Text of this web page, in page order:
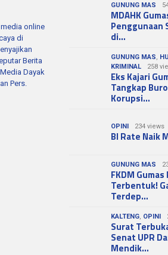
online
di
Berita
Dayak
Pers.
GUNUNG MAS
MDAHK
Penggunaan
di…
GUNUNG MAS
KRIMINAL
258
Eks Kajari
Tangkap
Korupsi…
OPINI 234 views
BI Rate Naik
GUNUNG MAS
FKDM Gumas
Terbentuk!
Terdep…
KALTENG OPINI
Surat
Senat UPR
Mendik…